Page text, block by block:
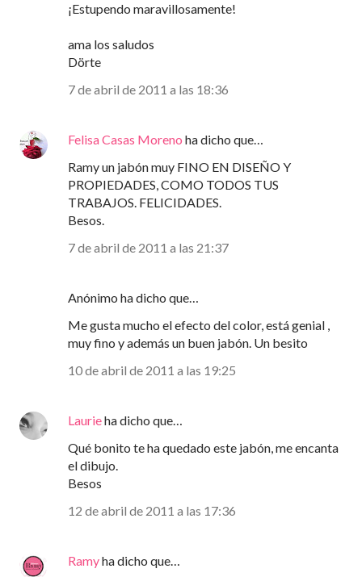
¡Estupendo maravillosamente!
ama los saludos
Dörte
7 de abril de 2011 a las 18:36
Felisa Casas Moreno ha dicho que…
Ramy un jabón muy FINO EN DISEÑO Y
PROPIEDADES, COMO TODOS TUS
TRABAJOS. FELICIDADES.
Besos.
7 de abril de 2011 a las 21:37
Anónimo ha dicho que…
Me gusta mucho el efecto del color, está genial ,
muy fino y además un buen jabón. Un besito
10 de abril de 2011 a las 19:25
Laurieha dicho que…
Qué bonito te ha quedado este jabón, me encanta
el dibujo.
Besos
12 de abril de 2011 a las 17:36
Ramyha dicho que…